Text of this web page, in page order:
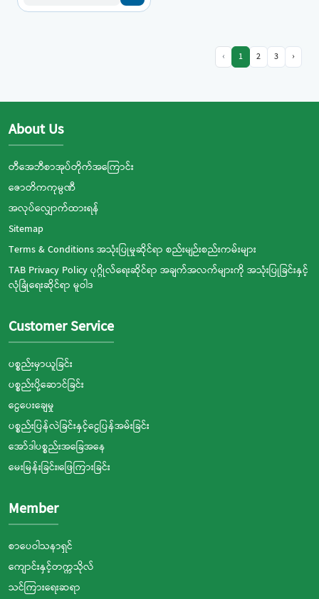
‹ 1 2 3 ›
About Us
တီအေဘီစာအုပ်တိုက်အကြောင်း
ဇောတိကကုမ္ပဏီ
အလုပ်လျှောက်ထားရန်
Sitemap
Terms & Conditions အသုံးပြုမှုဆိုင်ရာ စည်းမျဉ်းစည်းကမ်းများ
TAB Privacy Policy ပုဂ္ဂိုလ်ရေးဆိုင်ရာ အချက်အလက်များကို အသုံးပြုခြင်းနှင့်
လုံခြုံရေးဆိုင်ရာ မူဝါဒ
Customer Service
ပစ္စည်းမှာယူခြင်း
ပစ္စည်းပို့ဆောင်ခြင်း
ငွေပေးချေမှု
ပစ္စည်းပြန်လဲခြင်းနှင့်ငွေပြန်အမ်းခြင်း
အော်ဒါပစ္စည်းအခြေအနေ
မေးမြန်းခြင်း၊ဖြေကြားခြင်း
Member
စာပေဝါသနာရှင်
ကျောင်းနှင့်တက္ကသိုလ်
သင်ကြားရေးဆရာ